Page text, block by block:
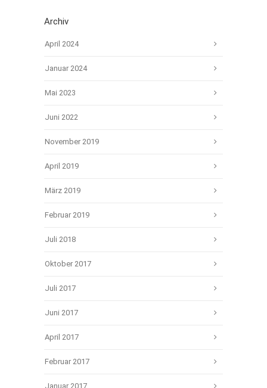
Archiv
April 2024
Januar 2024
Mai 2023
Juni 2022
November 2019
April 2019
März 2019
Februar 2019
Juli 2018
Oktober 2017
Juli 2017
Juni 2017
April 2017
Februar 2017
Januar 2017